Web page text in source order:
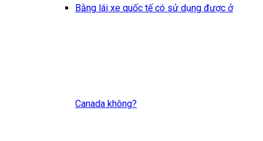
Bằng lái xe quốc tế có sử dụng được ở
Canada không?